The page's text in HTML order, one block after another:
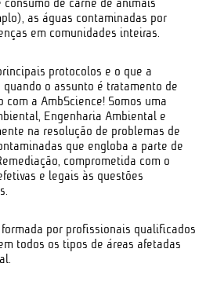
de carne de animais
as águas contaminadas por
em comunidades inteiras.
protocolos e o que a
o assunto é tratamento de
a AmbScience! Somos uma
Engenharia Ambiental e
na resolução de problemas de
que engloba a parte de
comprometida com o
e legais às questões
por profissionais qualificados
todos os tipos de áreas afetadas